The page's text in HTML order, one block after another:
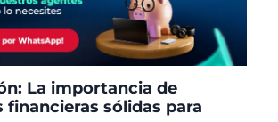
La importancia de
financieras sólidas para